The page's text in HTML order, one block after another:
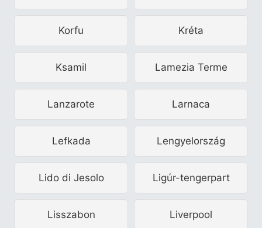
Korfu Kréta
Ksamil Lamezia Terme
Lanzarote Larnaca
Lefkada Lengyelország
Lido di Jesolo Ligúr-tengerpart
Lisszabon Liverpool